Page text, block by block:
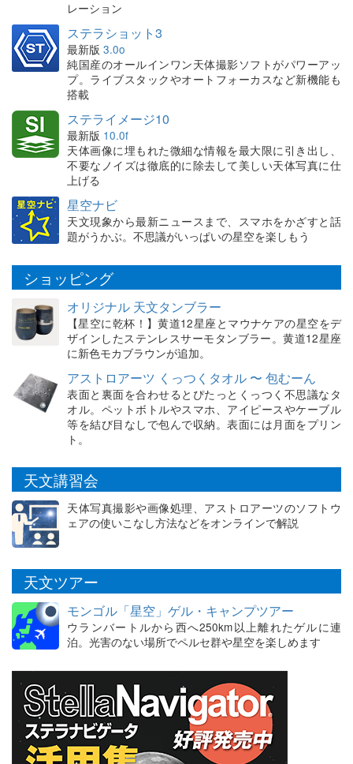
レーション
ステラショット3
最新版 3.0o
純国産のオールインワン天体撮影ソフトがパワーアッ
プ。ライブスタックやオートフォーカスなど新機能も
搭載
ステライメージ10
最新版 10.0f
天体画像に埋もれた微細な情報を最大限に引き出し、
不要なノイズは徹底的に除去して美しい天体写真に仕
上げる
星空ナビ
天文現象から最新ニュースまで、スマホをかざすと話
題がうかぶ。不思議がいっぱいの星空を楽しもう
ショッピング
オリジナル 天文タンブラー
【星空に乾杯！】黄道12星座とマウナケアの星空をデ
ザインしたステンレスサーモタンブラー。黄道12星座
に新色モカブラウンが追加。
アストロアーツ くっつくタオル 〜 包むーん
表面と裏面を合わせるとぴたっとくっつく不思議なタ
オル。ペットボトルやスマホ、アイピースやケーブル
等を結び目なしで包んで収納。表面には月面をプリン
ト。
天文講習会
天体写真撮影や画像処理、アストロアーツのソフトウ
ェアの使いこなし方法などをオンラインで解説
天文ツアー
モンゴル「星空」ゲル・キャンプツアー
ウランバートルから西へ250km以上離れたゲルに連
泊。光害のない場所でペルセ群や星空を楽しめます